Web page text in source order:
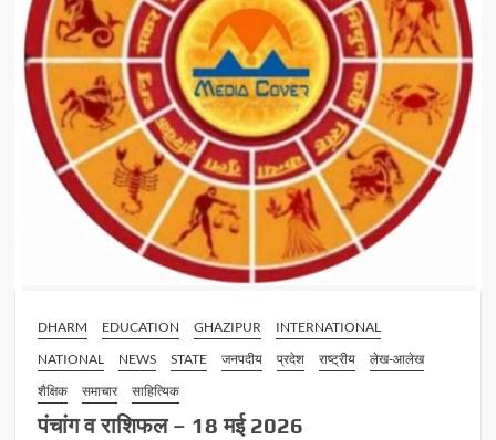
DHARM EDUCATION GHAZIPUR
INTERNATIONAL
NATIONAL
NEWS STATE जनपदीय प्रदेश राष्ट्रीय
लेख-आलेख
शैक्षिक
समाचार साहित्यिक
पंचांग व राशिफल – 18 मई 2026